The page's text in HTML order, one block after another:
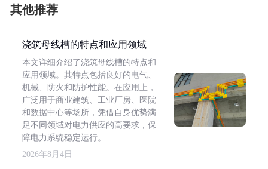
其他推荐
浇筑母线槽的特点和应用领域
本文详细介绍了浇筑母线槽的特点和
应用领域。其特点包括良好的电气、
机械、防火和防护性能。在应用上，
广泛用于商业建筑、工业厂房、医院
和数据中心等场所，凭借自身优势满
足不同领域对电力供应的高要求，保
障电力系统稳定运行。
2026年8月4日